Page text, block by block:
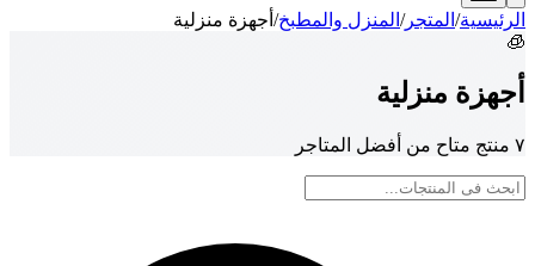
الرئيسية/ المتجر/ المنزل والمطبخ/ أجهزة منزلية
🧊
أجهزة منزلية
٧ منتج متاح من أفضل المتاجر